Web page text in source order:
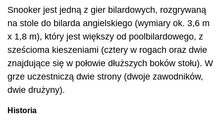
Snooker jest jedną z gier bilardowych, rozgrywaną
na stole do bilarda angielskiego (wymiary ok. 3,6 m
x 1,8 m), który jest większy od poolbilardowego, z
sześcioma kieszeniami (cztery w rogach oraz dwie
znajdujące się w połowie dłuższych boków stołu). W
grze uczestniczą dwie strony (dwoje zawodników,
dwie drużyny).
Historia